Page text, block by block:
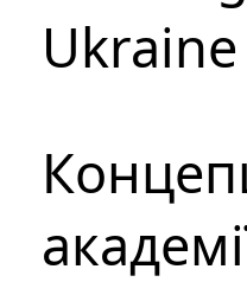
Ukraine